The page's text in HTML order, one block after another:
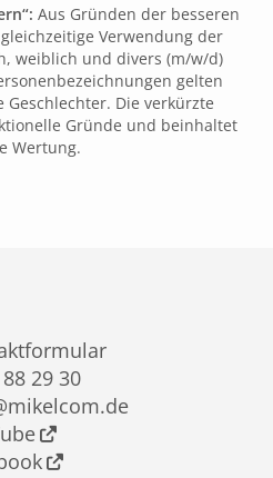
Aus Gründen der besseren
Verwendung der
weiblich und divers (m/w/d)
gelten
Die verkürzte
Gründe und beinhaltet
Wertung.
29 30